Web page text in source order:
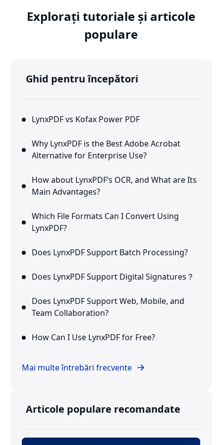
Explorați tutoriale și articole
populare
Ghid pentru începători
LynxPDF vs Kofax Power PDF
Why LynxPDF is the Best Adobe Acrobat
Alternative for Enterprise Use?
How about LynxPDF’s OCR, and What are Its
Main Advantages?
Which File Formats Can I Convert Using
LynxPDF?
Does LynxPDF Support Batch Processing?
Does LynxPDF Support Digital Signatures？
Does LynxPDF Support Web, Mobile, and
Team Collaboration?
How Can I Use LynxPDF for Free?
Mai multe întrebări frecvente
Articole populare recomandate